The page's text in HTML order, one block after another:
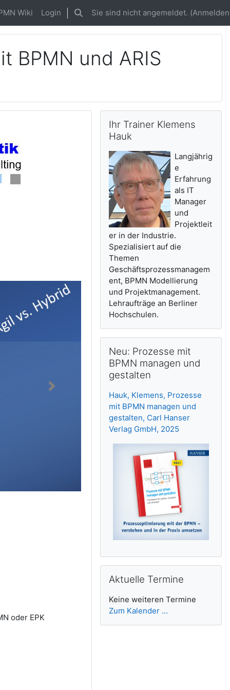
Wiki Login Sucheingabe umschalten
Sie sind nicht angemeldet. (Anmelden
BPMN und ARIS
oder EPK
Ihr Trainer Klemens
Hauk
Langjährig
e
Erfahrung
als IT
Manager
und
Projektleit
er in der Industrie.
Spezialisiert auf die
Themen
Geschäftsprozessmanagem
ent, BPMN Modellierung
und Projektmanagement.
Lehraufträge an Berliner
Hochschulen.
Neu: Prozesse mit
BPMN managen und
gestalten
Hauk, Klemens, Prozesse
mit BPMN managen und
gestalten, Carl Hanser
Verlag GmbH, 2025
Aktuelle Termine
Keine weiteren Termine
Zum Kalender ...